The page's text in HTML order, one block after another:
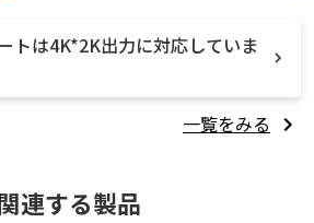
トは4K*2K出力に対応していま
一覧をみる
連する製品